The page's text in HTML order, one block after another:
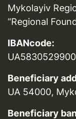
Mykolayiv
“Regional
IBANcode:
Beneficiary
UA 54000,
Beneficiary